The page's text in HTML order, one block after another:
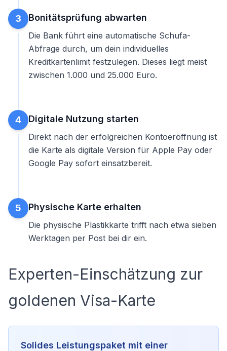
3 Bonitätsprüfung abwarten
Die Bank führt eine automatische Schufa-
Abfrage durch, um dein individuelles
Kreditkartenlimit festzulegen. Dieses liegt meist
zwischen 1.000 und 25.000 Euro.
4 Digitale Nutzung starten
Direkt nach der erfolgreichen Kontoeröffnung ist
die Karte als digitale Version für Apple Pay oder
Google Pay sofort einsatzbereit.
5 Physische Karte erhalten
Die physische Plastikkarte trifft nach etwa sieben
Werktagen per Post bei dir ein.
Experten-Einschätzung zur
goldenen Visa-Karte
Solides Leistungspaket mit einer